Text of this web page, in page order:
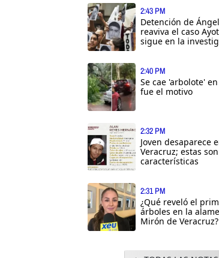
2:43 PM
Detención de
reaviva el caso
sigue en la
2:40 PM
Se cae 'arbolote'
fue el motivo
2:32 PM
Joven desaparece
Veracruz; estas
características
2:31 PM
¿Qué reveló el
árboles en la
Mirón de